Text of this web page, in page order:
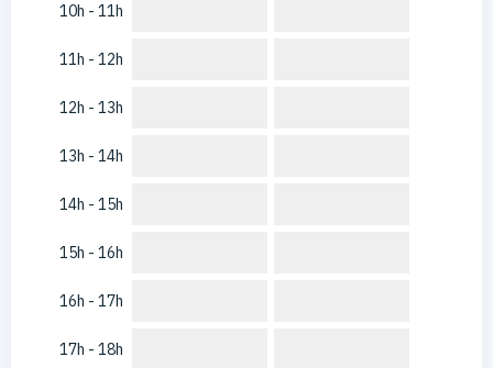
10h - 11h
11h - 12h
12h - 13h
13h - 14h
14h - 15h
15h - 16h
16h - 17h
17h - 18h